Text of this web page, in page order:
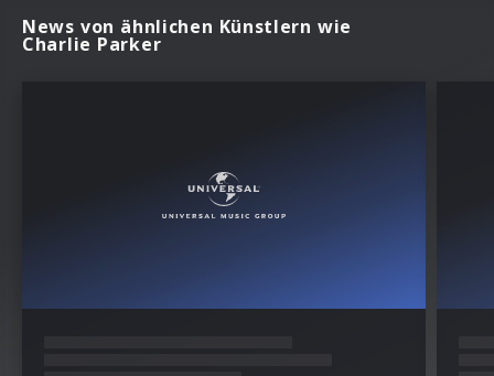
News von ähnlichen Künstlern wie
Charlie Parker